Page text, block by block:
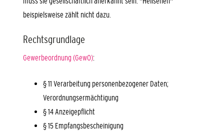
beispielsweise zählt nicht dazu.
Rechtsgrundlage
Gewerbeordnung (GewO):
§ 11 Verarbeitung personenbezogener Daten;
Verordnungsermächtigung
§ 14 Anzeigepflicht
§ 15 Empfangsbescheinigung